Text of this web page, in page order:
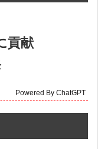
貢献
Powered By ChatGPT